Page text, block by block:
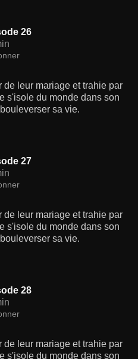
26
leur mariage et trahie par
s'isole du monde dans son
sa vie.
27
leur mariage et trahie par
s'isole du monde dans son
sa vie.
28
leur mariage et trahie par
s'isole du monde dans son